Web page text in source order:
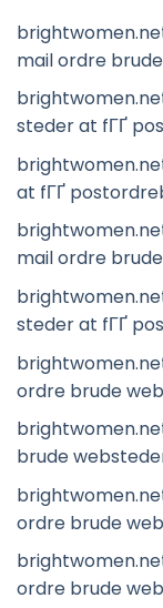
mail ordre
steder at fГҐ
at fГҐ
mail ordre
steder at fГҐ
ordre brude
brude
ordre brude
ordre brude